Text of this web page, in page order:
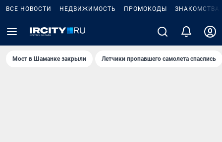
ВСЕ НОВОСТИ НЕДВИЖИМОСТЬ ПРОМОКОДЫ ЗНАКОМСТВА
Мост в Шаманке закрыли Летчики пропавшего самолета спаслись